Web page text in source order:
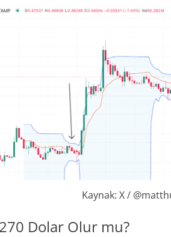
Kaynak: X /
270 Dolar Olur mu?